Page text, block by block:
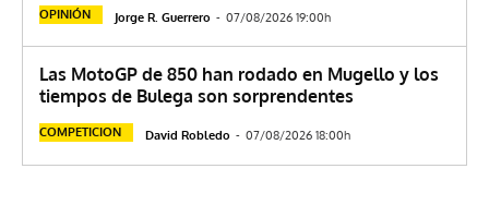
OPINIÓN Jorge R. Guerrero - 07/08/2026 19:00h
Las MotoGP de 850 han rodado en Mugello y los
tiempos de Bulega son sorprendentes
COMPETICION David Robledo - 07/08/2026 18:00h